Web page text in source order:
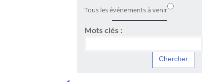
Tous les événements à venir
Mots clés :